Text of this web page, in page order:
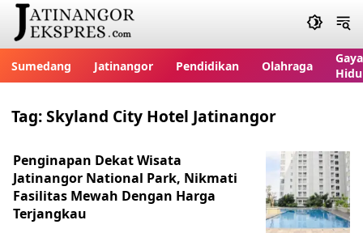
Sumedang Jatinangor Pendidikan Olahraga
Gaya
Tag:Skyland City Hotel Jatinangor
Penginapan Dekat Wisata
Jatinangor National Park, Nikmati
Fasilitas Mewah Dengan Harga
Terjangkau